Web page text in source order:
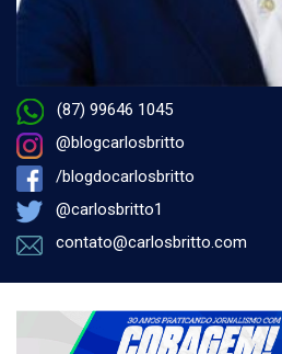
(87) 99646 1045
@blogcarlosbritto
/blogdocarlosbritto
@carlosbritto1
contato@carlosbritto.com